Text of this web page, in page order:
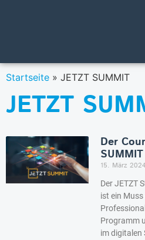
Startseite » JETZT SUMMIT
JETZT
Der
15. März 2024
Der JETZT
ist ein
Programm
im digitalen